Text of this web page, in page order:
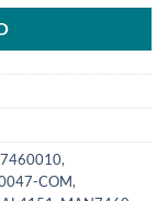
,
COM,